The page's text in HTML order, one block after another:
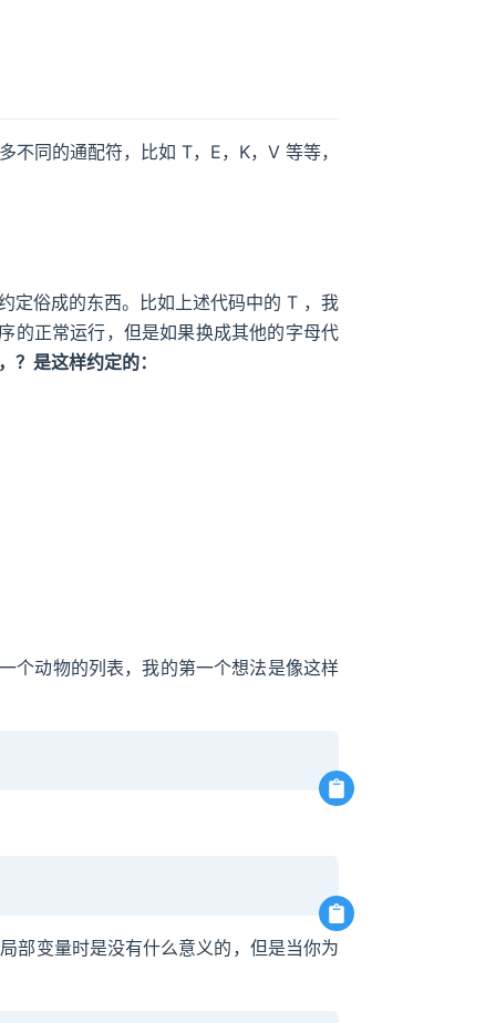
同的通配符，比如 T，E，K，V 等等，
定俗成的东西。比如上述代码中的 T ，我
的正常运行，但是如果换成其他的字母代
？是这样约定的：
个动物的列表，我的第一个想法是像这样
部变量时是没有什么意义的，但是当你为